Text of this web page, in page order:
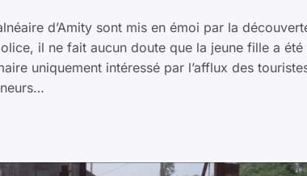
d’Amity sont mis en émoi par la
il ne fait aucun doute que la jeune fille a été
uniquement intéressé par l’afflux des